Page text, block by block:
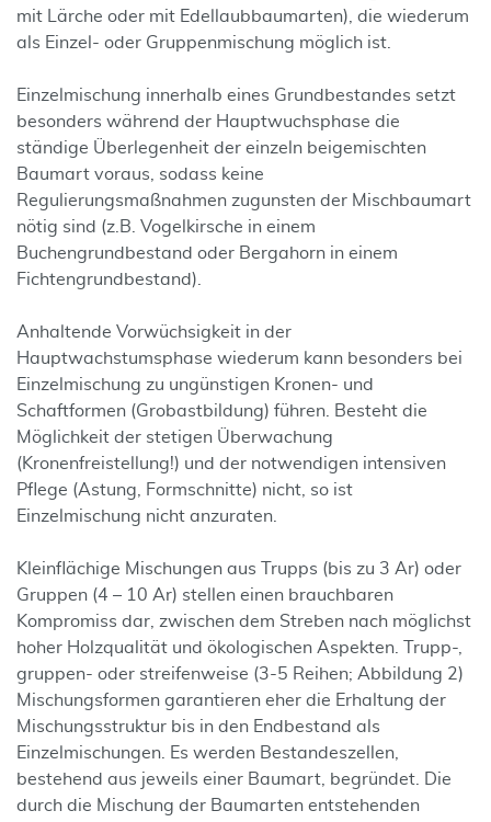
mit Lärche oder mit Edellaubbaumarten), die wiederum
als Einzel- oder Gruppenmischung möglich ist.
Einzelmischung innerhalb eines Grundbestandes setzt
besonders während der Hauptwuchsphase die
ständige Überlegenheit der einzeln beigemischten
Baumart voraus, sodass keine
Regulierungsmaßnahmen zugunsten der Mischbaumart
nötig sind (z.B. Vogelkirsche in einem
Buchengrundbestand oder Bergahorn in einem
Fichtengrundbestand).
Anhaltende Vorwüchsigkeit in der
Hauptwachstumsphase wiederum kann besonders bei
Einzelmischung zu ungünstigen Kronen- und
Schaftformen (Grobastbildung) führen. Besteht die
Möglichkeit der stetigen Überwachung
(Kronenfreistellung!) und der notwendigen intensiven
Pflege (Astung, Formschnitte) nicht, so ist
Einzelmischung nicht anzuraten.
Kleinflächige Mischungen aus Trupps (bis zu 3 Ar) oder
Gruppen (4 – 10 Ar) stellen einen brauchbaren
Kompromiss dar, zwischen dem Streben nach möglichst
hoher Holzqualität und ökologischen Aspekten. Trupp-,
gruppen- oder streifenweise (3-5 Reihen; Abbildung 2)
Mischungsformen garantieren eher die Erhaltung der
Mischungsstruktur bis in den Endbestand als
Einzelmischungen. Es werden Bestandeszellen,
bestehend aus jeweils einer Baumart, begründet. Die
durch die Mischung der Baumarten entstehenden